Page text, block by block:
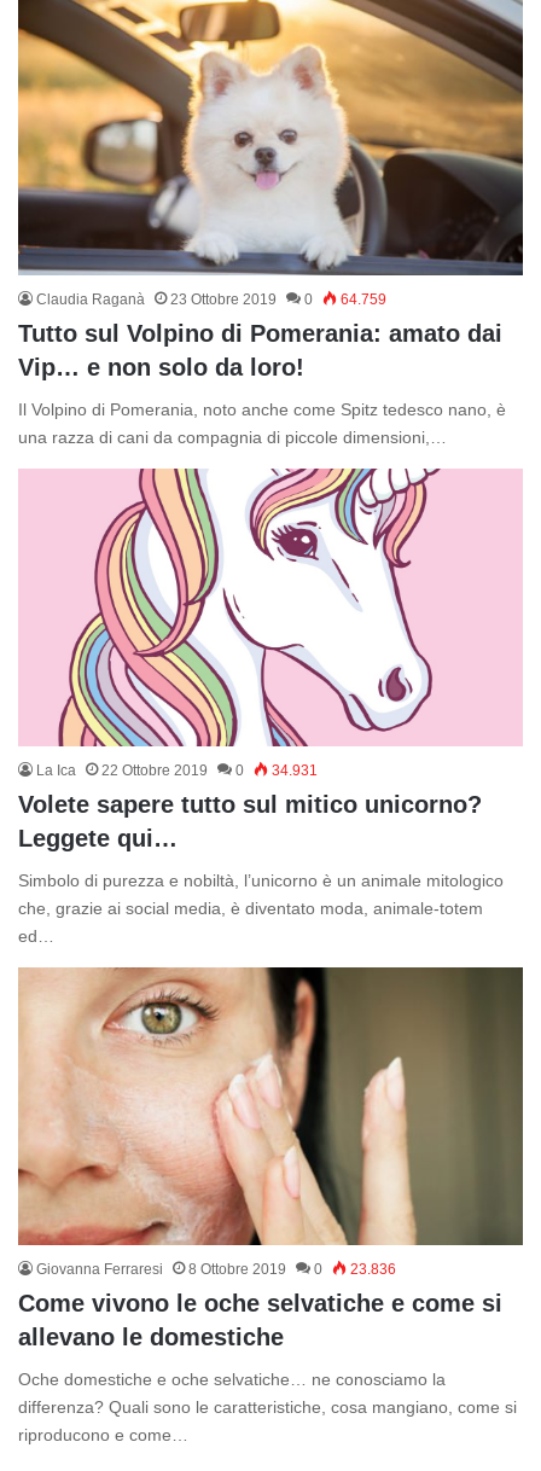
Claudia Raganà 23 Ottobre 2019 0 64.759
Tutto sul Volpino di Pomerania: amato dai
Vip… e non solo da loro!
Il Volpino di Pomerania, noto anche come Spitz tedesco nano, è
una razza di cani da compagnia di piccole dimensioni,…
La Ica 22 Ottobre 2019 0 34.931
Volete sapere tutto sul mitico unicorno?
Leggete qui…
Simbolo di purezza e nobiltà, l’unicorno è un animale mitologico
che, grazie ai social media, è diventato moda, animale-totem
ed…
Giovanna Ferraresi 8 Ottobre 2019 0 23.836
Come vivono le oche selvatiche e come si
allevano le domestiche
Oche domestiche e oche selvatiche… ne conosciamo la
differenza? Quali sono le caratteristiche, cosa mangiano, come si
riproducono e come…